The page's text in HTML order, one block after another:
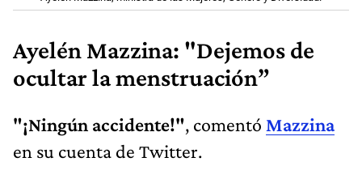
Ayelén Mazzina: "Dejemos de
ocultar la menstruación”
"¡Ningún accidente!", comentó Mazzina
en su cuenta de Twitter.